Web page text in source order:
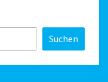
Suchen